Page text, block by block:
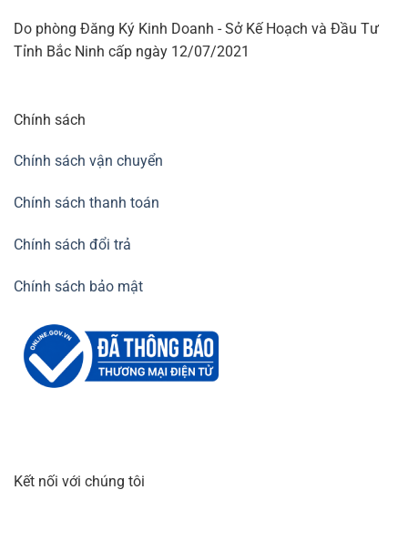
Cuộn xốp hơi 60cm x 100m
ĐẶC ĐIỂM CUỘN XỐP HƠI 1m2 X 100 mét
1.2m x 100m, Cuộn xốp hơi
Do phòng Đăng Ký Kinh Doanh - Sở Kế Hoạch và Đầu Tư
Tỉnh Bắc Ninh cấp ngày 12/07/2021
Chính sách
Chính sách vận chuyển
Chính sách thanh toán
Chính sách đổi trả
Chính sách bảo mật
Kết nối với chúng tôi